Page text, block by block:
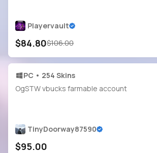
Playervault
$84.80$106.00
PC • 254 Skins
OgSTW vbucks farmable account
TinyDoorway87590
$95.00